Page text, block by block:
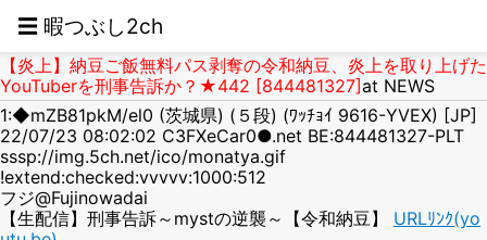
☰ 暇つぶし2ch
【炎上】納豆ご飯無料パス剥奪の令和納豆、炎上を取り上げた
YouTuberを刑事告訴か？★442 [844481327]at NEWS
1:◆mZB81pkM/el0 (茨城県) (５段) (ﾜｯﾁｮｲ 9616-YVEX) [JP]
22/07/23 08:02:02 C3FXeCar0●.net BE:844481327-PLT
sssp://img.5ch.net/ico/monatya.gif
!extend:checked:vvvvv:1000:512
フジ@Fujinowadai
【生配信】刑事告訴～mystの逆襲～【令和納豆】 URLﾘﾝｸ(yo